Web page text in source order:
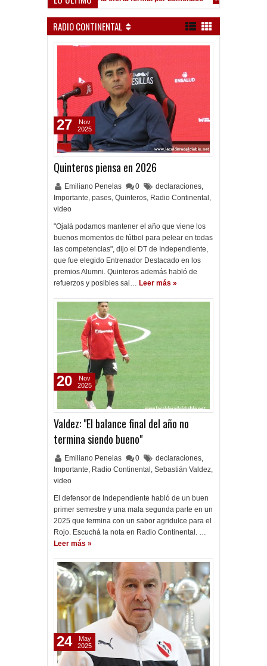
RADIO CONTINENTAL
Quinteros piensa en 2026
Emiliano Penelas 0 declaraciones,
Importante, pases, Quinteros, Radio Continental ,
video
"Ojalá podamos mantener el año que viene los
buenos momentos de fútbol para pelear en todas
las competencias", dijo el DT de Independiente,
que fue elegido Entrenador Destacado en los
premios Alumni. Quinteros además habló de
refuerzos y posibles sal… Leer más »
27
Nov
2025
Valdez: "El balance final del año no
termina siendo bueno"
Emiliano Penelas 0 declaraciones,
Importante, Radio Continental , Sebastián Valdez,
video
El defensor de Independiente habló de un buen
primer semestre y una mala segunda parte en un
2025 que termina con un sabor agridulce para el
Rojo. Escuchá la nota en Radio Continental. …
Leer más »
20
Nov
2025
24
May
2025